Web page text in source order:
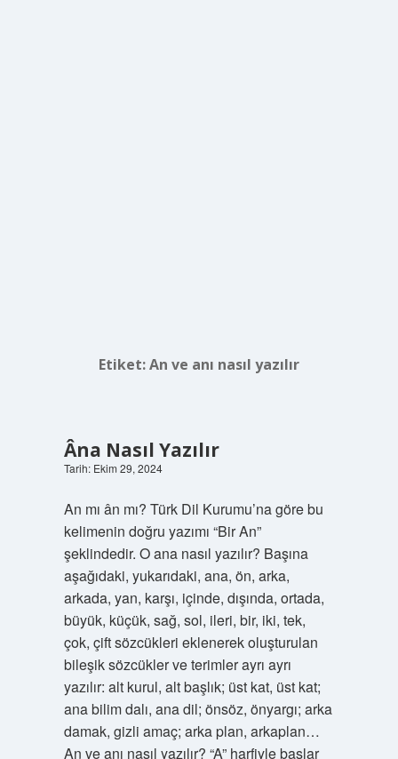
Etiket:An ve anı nasıl yazılır
Âna Nasıl Yazılır
Tarih: Ekim 29, 2024
An mı ân mı? Türk Dil Kurumu’na göre bu
kelimenin doğru yazımı “Bir An”
şeklindedir. O ana nasıl yazılır? Başına
aşağıdaki, yukarıdaki, ana, ön, arka,
arkada, yan, karşı, içinde, dışında, ortada,
büyük, küçük, sağ, sol, ileri, bir, iki, tek,
çok, çift sözcükleri eklenerek oluşturulan
bileşik sözcükler ve terimler ayrı ayrı
yazılır: alt kurul, alt başlık; üst kat, üst kat;
ana bilim dalı, ana dil; önsöz, önyargı; arka
damak, gizli amaç; arka plan, arkaplan…
An ve anı nasıl yazılır? “A” harfiyle başlar